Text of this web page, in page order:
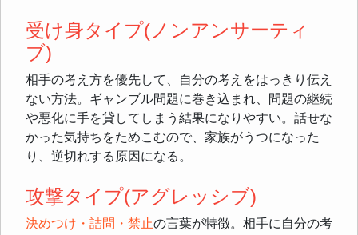
受け身タイプ(ノンアンサーティ
ブ)
相手の考え方を優先して、自分の考えをはっきり伝え
ない方法。ギャンブル問題に巻き込まれ、問題の継続
や悪化に手を貸してしまう結果になりやすい。話せな
かった気持ちをためこむので、家族がうつになった
り、逆切れする原因になる。
攻撃タイプ(アグレッシブ)
決めつけ・詰問・禁止の言葉が特徴。相手に自分の考